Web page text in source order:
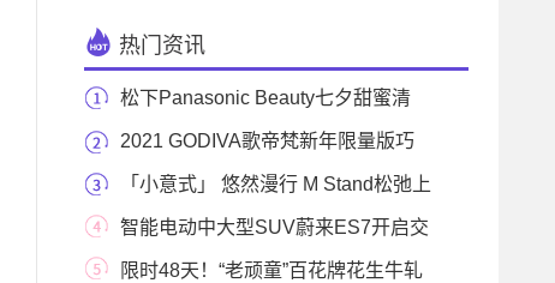
热门资讯
松下Panasonic Beauty七夕甜蜜清
单，只为“博”你一
2021 GODIVA歌帝梵新年限量版巧
克力系列 牛转巧运
「小意式」 悠然漫行 M Stand松弛上
「场」智能电动中大型SUV蔚来ES7开启交
付 限时48天！“老顽童”百花牌花生牛轧